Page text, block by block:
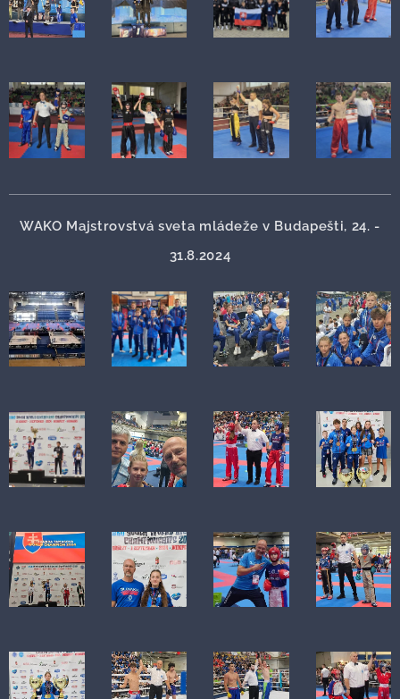
WAKO Majstrovstvá sveta mládeže v Budapešti, 24. -
31.8.2024